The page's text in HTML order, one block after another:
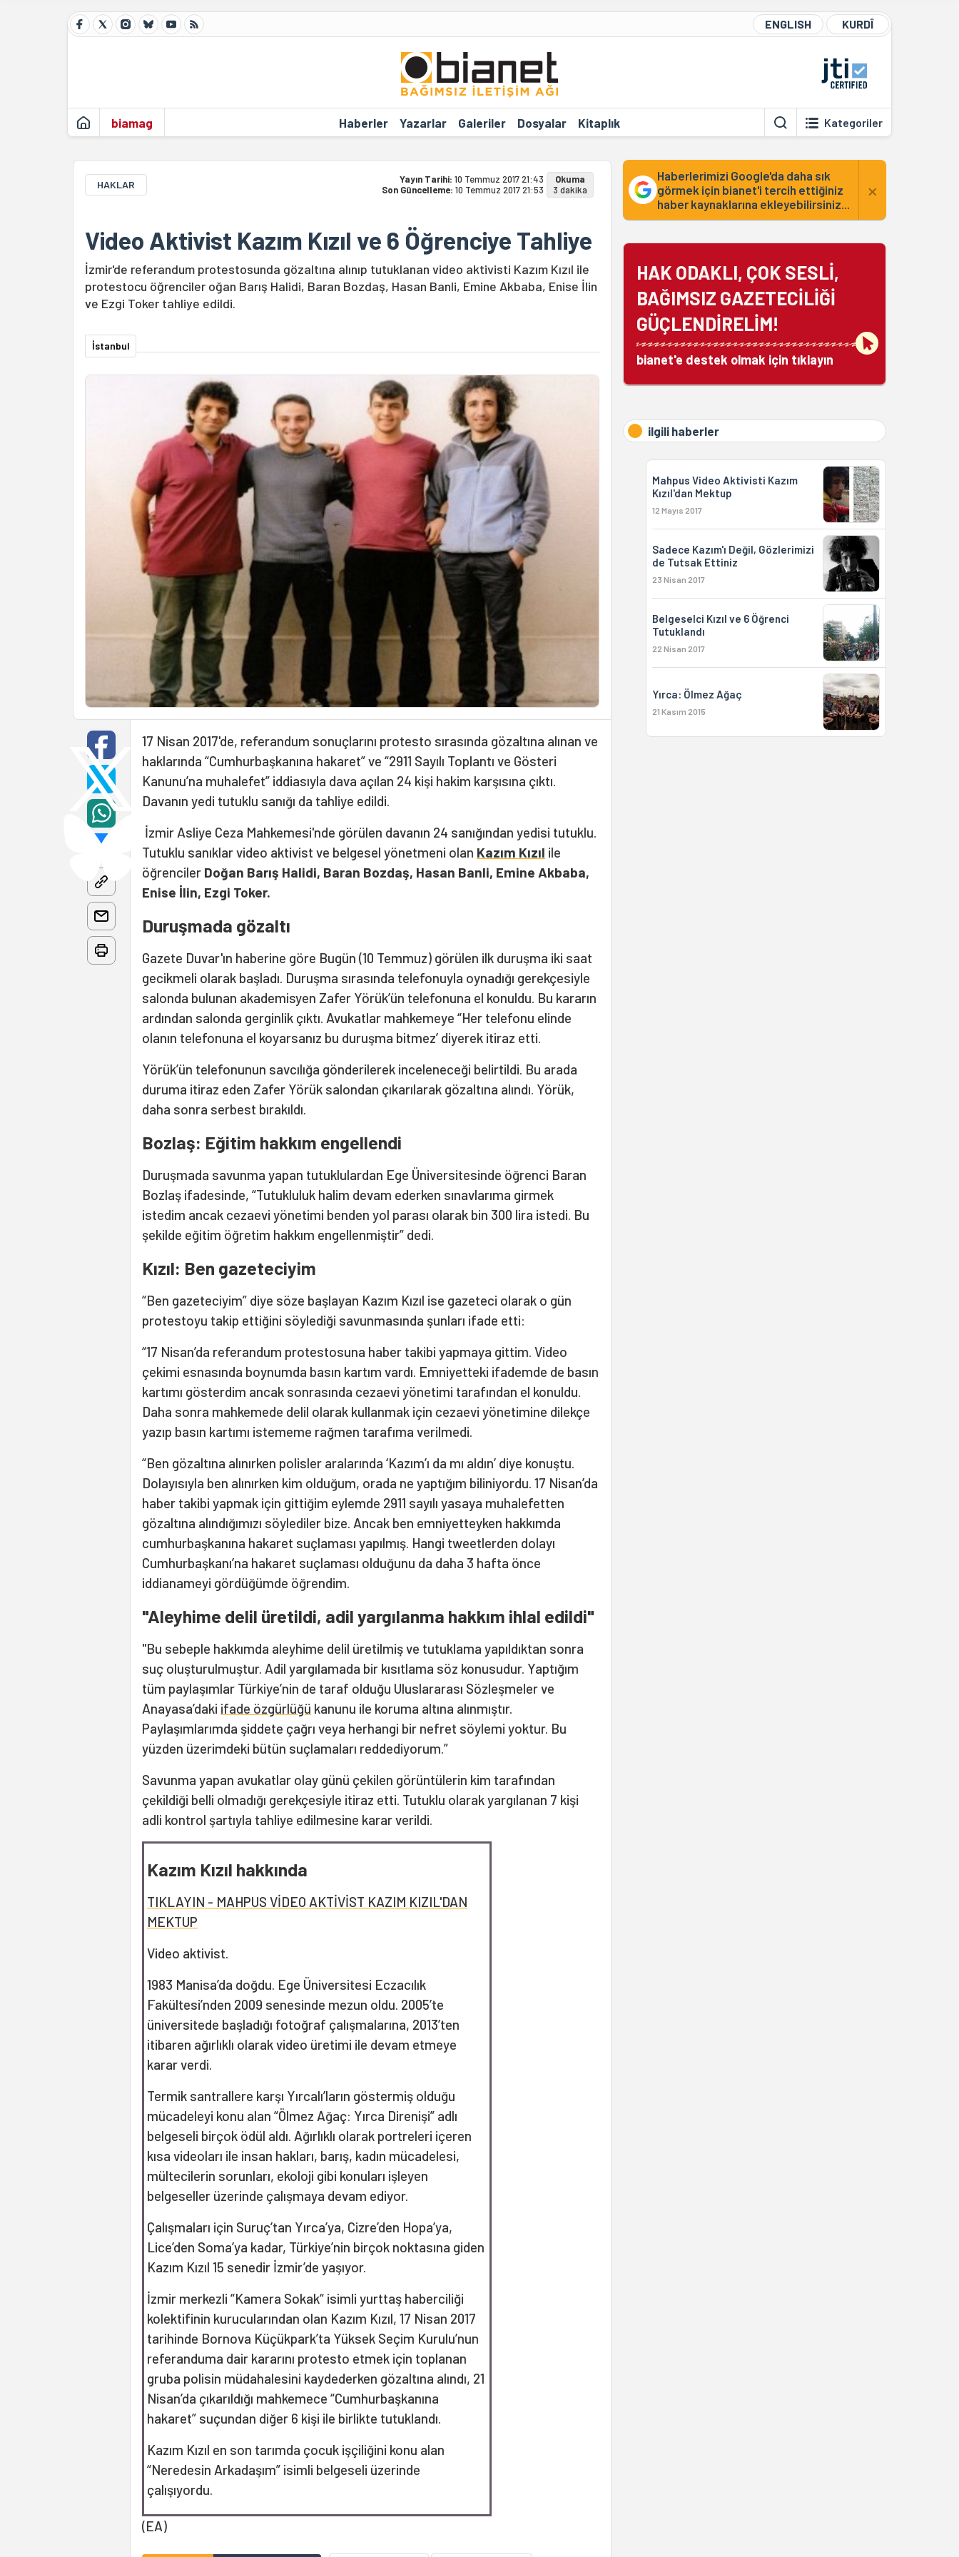
ENGLISH KURDÎ
biamag Haberler Yazarlar Galeriler Dosyalar Kitaplık Kategoriler
HAKLAR Yayın Tarihi: 10 Temmuz 2017 21:43
Son Güncelleme: 10 Temmuz 2017 21:53
Okuma
3 dakika
Video Aktivist Kazım Kızıl ve 6 Öğrenciye Tahliye
İzmir'de referandum protestosunda gözaltına alınıp tutuklanan video aktivisti Kazım Kızıl ile
protestocu öğrenciler oğan Barış Halidi, Baran Bozdaş, Hasan Banli, Emine Akbaba, Enise İlin
ve Ezgi Toker tahliye edildi.
İstanbul
17 Nisan 2017'de, referandum sonuçlarını protesto sırasında gözaltına alınan ve
haklarında “Cumhurbaşkanına hakaret” ve “2911 Sayılı Toplantı ve Gösteri
Kanunu’na muhalefet” iddiasıyla dava açılan 24 kişi hakim karşısına çıktı.
Davanın yedi tutuklu sanığı da tahliye edildi.
İzmir Asliye Ceza Mahkemesi'nde görülen davanın 24 sanığından yedisi tutuklu.
Tutuklu sanıklar video aktivist ve belgesel yönetmeni olan Kazım Kızıl ile
öğrenciler Doğan Barış Halidi, Baran Bozdaş, Hasan Banli, Emine Akbaba,
Enise İlin, Ezgi Toker.
Duruşmada gözaltı
Gazete Duvar'ın haberine göre Bugün (10 Temmuz) görülen ilk duruşma iki saat
gecikmeli olarak başladı. Duruşma sırasında telefonuyla oynadığı gerekçesiyle
salonda bulunan akademisyen Zafer Yörük’ün telefonuna el konuldu. Bu kararın
ardından salonda gerginlik çıktı. Avukatlar mahkemeye “Her telefonu elinde
olanın telefonuna el koyarsanız bu duruşma bitmez’ diyerek itiraz etti.
Yörük’ün telefonunun savcılığa gönderilerek inceleneceği belirtildi. Bu arada
duruma itiraz eden Zafer Yörük salondan çıkarılarak gözaltına alındı. Yörük,
daha sonra serbest bırakıldı.
Bozlaş: Eğitim hakkım engellendi
Duruşmada savunma yapan tutuklulardan Ege Üniversitesinde öğrenci Baran
Bozlaş ifadesinde, “Tutukluluk halim devam ederken sınavlarıma girmek
istedim ancak cezaevi yönetimi benden yol parası olarak bin 300 lira istedi. Bu
şekilde eğitim öğretim hakkım engellenmiştir” dedi.
Kızıl: Ben gazeteciyim
“Ben gazeteciyim” diye söze başlayan Kazım Kızıl ise gazeteci olarak o gün
protestoyu takip ettiğini söylediği savunmasında şunları ifade etti:
“17 Nisan’da referandum protestosuna haber takibi yapmaya gittim. Video
çekimi esnasında boynumda basın kartım vardı. Emniyetteki ifademde de basın
kartımı gösterdim ancak sonrasında cezaevi yönetimi tarafından el konuldu.
Daha sonra mahkemede delil olarak kullanmak için cezaevi yönetimine dilekçe
yazıp basın kartımı istememe rağmen tarafıma verilmedi.
“Ben gözaltına alınırken polisler aralarında ‘Kazım’ı da mı aldın’ diye konuştu.
Dolayısıyla ben alınırken kim olduğum, orada ne yaptığım biliniyordu. 17 Nisan’da
haber takibi yapmak için gittiğim eylemde 2911 sayılı yasaya muhalefetten
gözaltına alındığımızı söylediler bize. Ancak ben emniyetteyken hakkımda
cumhurbaşkanına hakaret suçlaması yapılmış. Hangi tweetlerden dolayı
Cumhurbaşkanı’na hakaret suçlaması olduğunu da daha 3 hafta önce
iddianameyi gördüğümde öğrendim.
"Aleyhime delil üretildi, adil yargılanma hakkım ihlal edildi"
"Bu sebeple hakkımda aleyhime delil üretilmiş ve tutuklama yapıldıktan sonra
suç oluşturulmuştur. Adil yargılamada bir kısıtlama söz konusudur. Yaptığım
tüm paylaşımlar Türkiye’nin de taraf olduğu Uluslararası Sözleşmeler ve
Anayasa’daki ifade özgürlüğü kanunu ile koruma altına alınmıştır.
Paylaşımlarımda şiddete çağrı veya herhangi bir nefret söylemi yoktur. Bu
yüzden üzerimdeki bütün suçlamaları reddediyorum.”
Savunma yapan avukatlar olay günü çekilen görüntülerin kim tarafından
çekildiği belli olmadığı gerekçesiyle itiraz etti. Tutuklu olarak yargılanan 7 kişi
adli kontrol şartıyla tahliye edilmesine karar verildi.
Kazım Kızıl hakkında
TIKLAYIN - MAHPUS VİDEO AKTİVİST KAZIM KIZIL'DAN
MEKTUP
Video aktivist.
1983 Manisa’da doğdu. Ege Üniversitesi Eczacılık
Fakültesi’nden 2009 senesinde mezun oldu. 2005’te
üniversitede başladığı fotoğraf çalışmalarına, 2013’ten
itibaren ağırlıklı olarak video üretimi ile devam etmeye
karar verdi.
Termik santrallere karşı Yırcalı’ların göstermiş olduğu
mücadeleyi konu alan “Ölmez Ağaç: Yırca Direnişi” adlı
belgeseli birçok ödül aldı. Ağırlıklı olarak portreleri içeren
kısa videoları ile insan hakları, barış, kadın mücadelesi,
mültecilerin sorunları, ekoloji gibi konuları işleyen
belgeseller üzerinde çalışmaya devam ediyor.
Çalışmaları için Suruç’tan Yırca’ya, Cizre’den Hopa’ya,
Lice’den Soma’ya kadar, Türkiye’nin birçok noktasına giden
Kazım Kızıl 15 senedir İzmir’de yaşıyor.
İzmir merkezli “Kamera Sokak“ isimli yurttaş haberciliği
kolektifinin kurucularından olan Kazım Kızıl, 17 Nisan 2017
tarihinde Bornova Küçükpark’ta Yüksek Seçim Kurulu’nun
referanduma dair kararını protesto etmek için toplanan
gruba polisin müdahalesini kaydederken gözaltına alındı, 21
Nisan’da çıkarıldığı mahkemece “Cumhurbaşkanına
hakaret” suçundan diğer 6 kişi ile birlikte tutuklandı.
Kazım Kızıl en son tarımda çocuk işçiliğini konu alan
“Neredesin Arkadaşım” isimli belgeseli üzerinde
çalışıyordu.
(EA)
Haberlerimizi Google'da daha sık
görmek için bianet'i tercih ettiğiniz
haber kaynaklarına ekleyebilirsiniz...
×
HAK ODAKLI, ÇOK SESLİ,
BAĞIMSIZ GAZETECİLİĞİ
GÜÇLENDİRELİM!
bianet'e destek olmak için tıklayın
ilgili haberler
Mahpus Video Aktivisti Kazım
Kızıl'dan Mektup
12 Mayıs 2017
Sadece Kazım'ı Değil, Gözlerimizi
de Tutsak Ettiniz
23 Nisan 2017
Belgeselci Kızıl ve 6 Öğrenci
Tutuklandı
22 Nisan 2017
Yırca: Ölmez Ağaç
21 Kasım 2015